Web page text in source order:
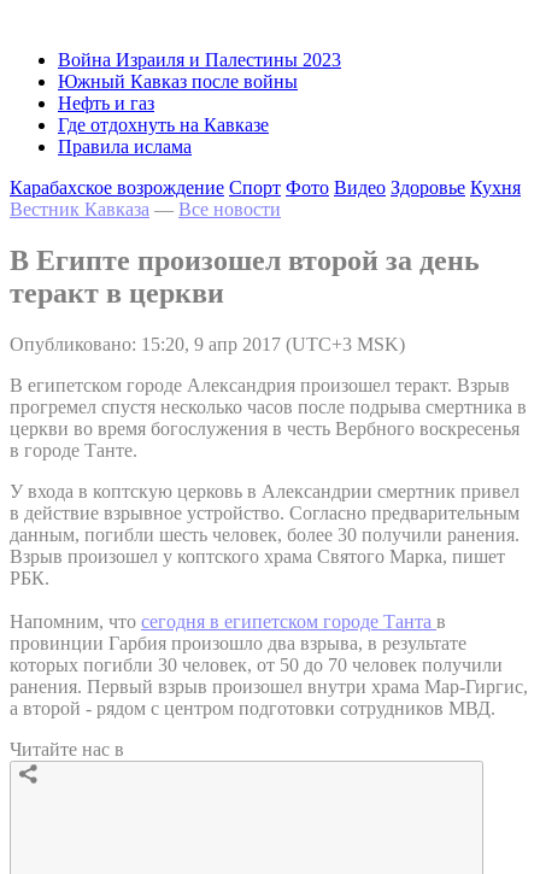
Война Израиля и Палестины 2023
Южный Кавказ после войны
Нефть и газ
Где отдохнуть на Кавказе
Правила ислама
Карабахское возрождение Спорт Фото Видео Здоровье Кухня
Вестник Кавказа — Все новости
В Египте произошел второй за день
теракт в церкви
Опубликовано: 15:20, 9 апр 2017 (UTC+3 MSK)
В египетском городе Александрия произошел теракт. Взрыв
прогремел спустя несколько часов после подрыва смертника в
церкви во время богослужения в честь Вербного воскресенья
в городе Танте.
У входа в коптскую церковь в Александрии смертник привел
в действие взрывное устройство. Согласно предварительным
данным, погибли шесть человек, более 30 получили ранения.
Взрыв произошел у коптского храма Святого Марка, пишет
РБК.
Напомним, что сегодня в египетском городе Танта в
провинции Гарбия произошло два взрыва, в результате
которых погибли 30 человек, от 50 до 70 человек получили
ранения. Первый взрыв произошел внутри храма Мар-Гиргис,
а второй - рядом с центром подготовки сотрудников МВД.
Читайте нас в